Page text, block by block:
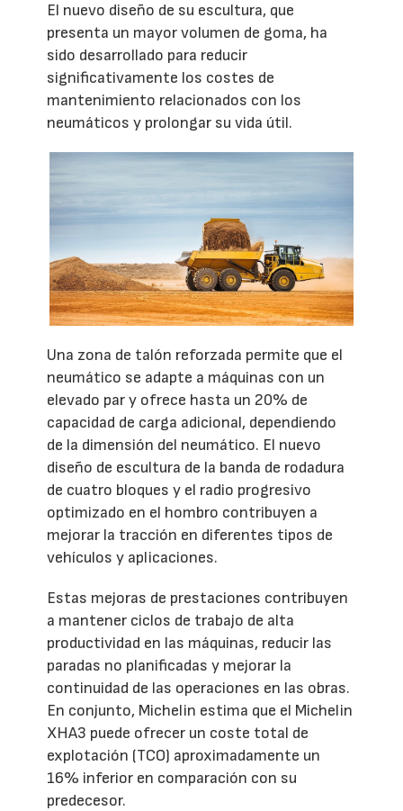
El nuevo diseño de su escultura, que
presenta un mayor volumen de goma, ha
sido desarrollado para reducir
significativamente los costes de
mantenimiento relacionados con los
neumáticos y prolongar su vida útil.
Una zona de talón reforzada permite que el
neumático se adapte a máquinas con un
elevado par y ofrece hasta un 20% de
capacidad de carga adicional, dependiendo
de la dimensión del neumático. El nuevo
diseño de escultura de la banda de rodadura
de cuatro bloques y el radio progresivo
optimizado en el hombro contribuyen a
mejorar la tracción en diferentes tipos de
vehículos y aplicaciones.
Estas mejoras de prestaciones contribuyen
a mantener ciclos de trabajo de alta
productividad en las máquinas, reducir las
paradas no planificadas y mejorar la
continuidad de las operaciones en las obras.
En conjunto, Michelin estima que el Michelin
XHA3 puede ofrecer un coste total de
explotación (TCO) aproximadamente un
16% inferior en comparación con su
predecesor.